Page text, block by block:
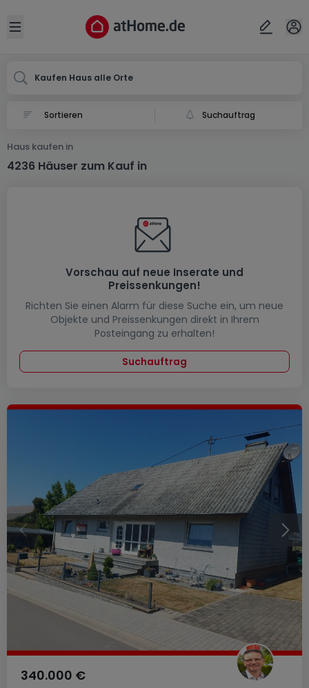
Open sidebar
Kaufen Haus alle Orte
Suchauftrag
Haus kaufen in
4236 Häuser zum Kauf in
Vorschau auf neue Inserate und
Preissenkungen!
Richten Sie einen Alarm für diese Suche ein, um neue
Objekte und Preissenkungen direkt in Ihrem
Posteingang zu erhalten!
Suchauftrag
340.000 €
Ort
Abbrechen ok